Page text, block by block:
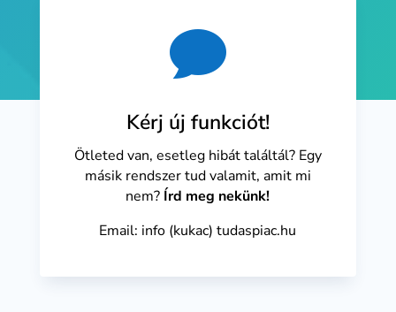

Kérj új funkciót!
Ötleted van, esetleg hibát találtál? Egy
másik rendszer tud valamit, amit mi
nem? Írd meg nekünk!
Email: info (kukac) tudaspiac.hu